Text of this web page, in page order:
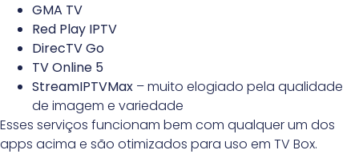
GMA TV
Red Play IPTV
DirecTV Go
TV Online 5
StreamIPTVMax – muito elogiado pela qualidade
de imagem e variedade
Esses serviços funcionam bem com qualquer um dos
apps acima e são otimizados para uso em TV Box.